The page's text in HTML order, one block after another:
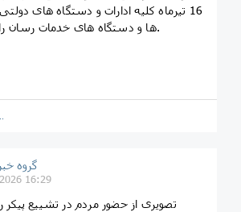
16 تیرماه کلیه ادارات و دستگاه های
ها و دستگاه های خدمات رسان را تعطیل اعلام کرد.
گروه
16:29
تصویری از حضور مردم در تشییع پیکر